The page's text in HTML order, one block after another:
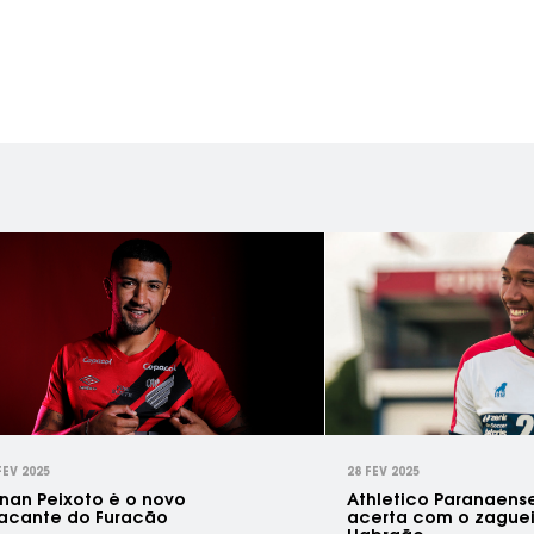
2025
Peixoto é o novo
do Furacão
28 FEV 2025
Athletico
acerta com o